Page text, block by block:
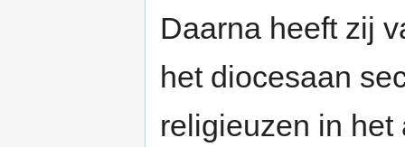
Daarna heeft zij
het diocesaan
religieuzen in het